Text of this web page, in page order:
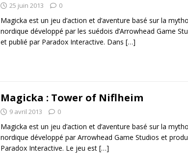
25 juin 2013 0
Magicka est un jeu d’action et d’aventure basé sur la
nordique développé par les suédois d’Arrowhead Game
et publié par Paradox Interactive. Dans […]
Magicka : Tower of Niflheim
9 avril 2013 0
Magicka est un jeu d’action et d’aventure basé sur la
nordique développé par Arrowhead Game Studios et
Paradox Interactive. Le jeu est […]